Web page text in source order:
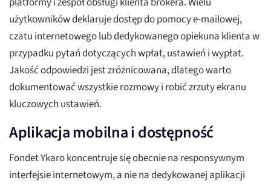
użytkowników deklaruje dostęp do pomocy e-mailowej,
czatu internetowego lub dedykowanego opiekuna klienta w
przypadku pytań dotyczących wpłat, ustawień i wypłat.
Jakość odpowiedzi jest zróżnicowana, dlatego warto
dokumentować wszystkie rozmowy i robić zrzuty ekranu
kluczowych ustawień.
Aplikacja mobilna i dostępność
Fondet Ykaro koncentruje się obecnie na responsywnym
interfejsie internetowym, a nie na dedykowanej aplikacji